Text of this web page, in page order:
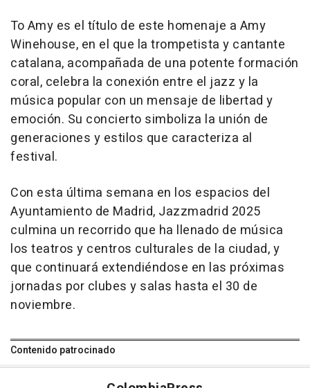
To Amy es el título de este homenaje a Amy
Winehouse, en el que la trompetista y cantante
catalana, acompañada de una potente formación
coral, celebra la conexión entre el jazz y la
música popular con un mensaje de libertad y
emoción. Su concierto simboliza la unión de
generaciones y estilos que caracteriza al
festival.
Con esta última semana en los espacios del
Ayuntamiento de Madrid, Jazzmadrid 2025
culmina un recorrido que ha llenado de música
los teatros y centros culturales de la ciudad, y
que continuará extendiéndose en las próximas
jornadas por clubes y salas hasta el 30 de
noviembre.
Contenido patrocinado